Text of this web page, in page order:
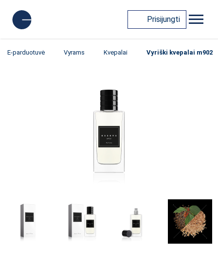
Prisijungti
E-parduotuvė Vyrams Kvepalai Vyriški kvepalai m902